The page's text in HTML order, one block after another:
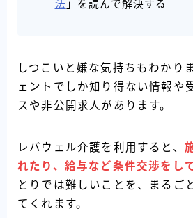
法 」を読んで解決する
しつこいと嫌な気持ちもわかり
ェントでしか知り得ない情報や
スや非公開求人があります。
レバウェル介護を利用すると、
れたり、給与など条件交渉をし
とりでは難しいことを、まるご
てくれます。